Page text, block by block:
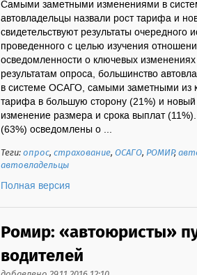
Самыми заметными изменениями в
автовладельцы назвали рост тарифа и
свидетельствуют результаты очередного
проведенного с целью изучения
осведомленности о ключевых
результатам опроса, большинство
в системе ОСАГО, самыми заметными из
тарифа в большую сторону (21%) и
изменение размера и срока выплат
(63%) осведомлены о ...
Теги:опрос,страхование,ОСАГО, РОМИР,
автовладельцы
Полная версия
Ромир: «автоюристы»
водителей